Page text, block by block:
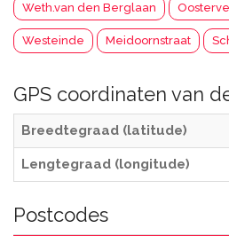
Weth.van den Berglaan
Westeinde Meidoornstraat
GPS coordinaten van
Breedtegraad (latitude)
Lengtegraad (longitude)
Postcodes